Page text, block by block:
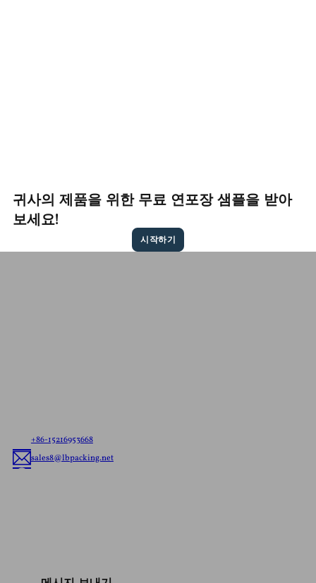
귀사의 제품을 위한 무료 연포장 샘플을 받아
보세요!
시작하기
+86-15216953668
sales8@lbpacking.net